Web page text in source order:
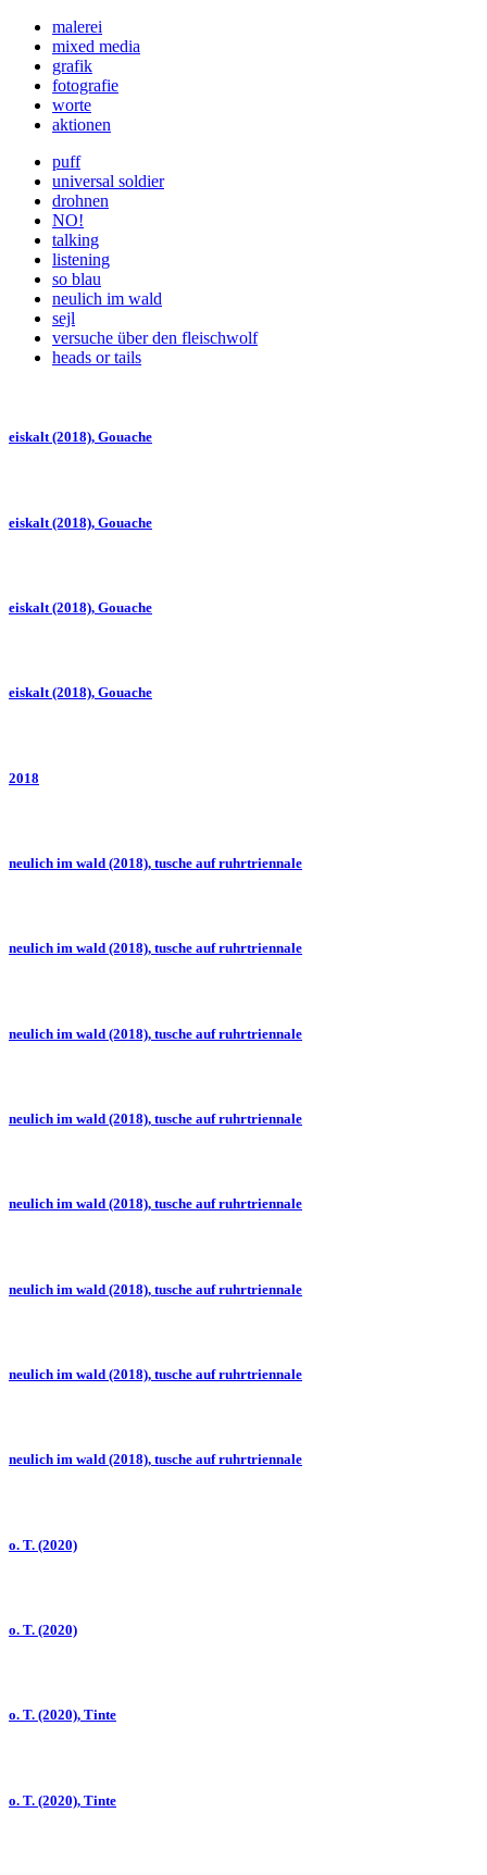
malerei
mixed media
grafik
fotografie
worte
aktionen
puff
universal soldier
drohnen
NO!
talking
listening
so blau
neulich im wald
sejl
versuche über den fleischwolf
heads or tails
eiskalt (2018), Gouache
eiskalt (2018), Gouache
eiskalt (2018), Gouache
eiskalt (2018), Gouache
2018
neulich im wald (2018), tusche auf ruhrtriennale
neulich im wald (2018), tusche auf ruhrtriennale
neulich im wald (2018), tusche auf ruhrtriennale
neulich im wald (2018), tusche auf ruhrtriennale
neulich im wald (2018), tusche auf ruhrtriennale
neulich im wald (2018), tusche auf ruhrtriennale
neulich im wald (2018), tusche auf ruhrtriennale
neulich im wald (2018), tusche auf ruhrtriennale
o. T. (2020)
o. T. (2020)
o. T. (2020), Tinte
o. T. (2020), Tinte